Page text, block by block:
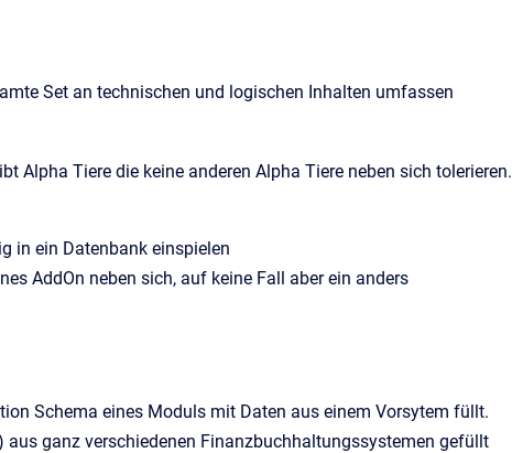
Set an technischen und logischen Inhalten umfassen
Alpha Tiere die keine anderen Alpha Tiere neben sich tolerieren.
in ein Datenbank einspielen
AddOn neben sich, auf keine Fall aber ein anders
Schema eines Moduls mit Daten aus einem Vorsytem füllt.
ganz verschiedenen Finanzbuchhaltungssystemen gefüllt